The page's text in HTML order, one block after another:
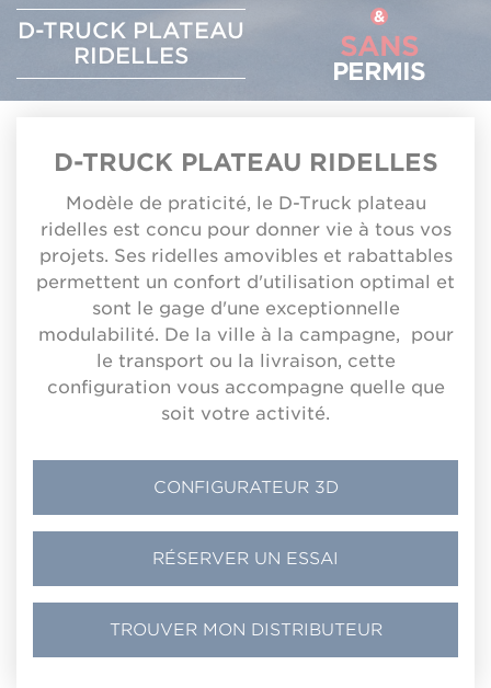
D-TRUCK PLATEAU
RIDELLES
&
SANS
PERMIS
D-TRUCK PLATEAU RIDELLES
Modèle de praticité, le D-Truck plateau
ridelles est concu pour donner vie à tous vos
projets. Ses ridelles amovibles et rabattables
permettent un confort d'utilisation optimal et
sont le gage d'une exceptionnelle
modulabilité. De la ville à la campagne, pour
le transport ou la livraison, cette
configuration vous accompagne quelle que
soit votre activité.
CONFIGURATEUR 3D
RÉSERVER UN ESSAI
TROUVER MON DISTRIBUTEUR